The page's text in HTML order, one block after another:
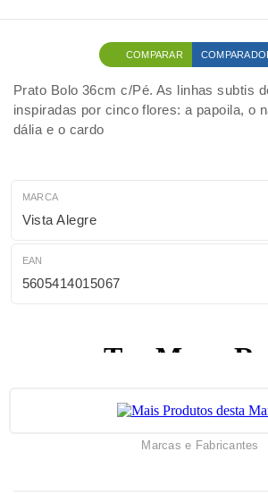
COMPARAR
Prato Bolo 36cm c/Pé. As linhas subtis
inspiradas por cinco flores: a papoila, o
dália e o cardo
MARCA
Vista Alegre
EAN
5605414015067
Marcas e Fabricantes